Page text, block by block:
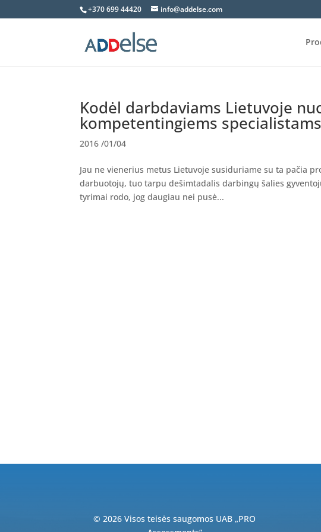
+370 699 44420 info@addelse.com
Kodėl darbdaviams Lietuvoje
kompetentingiems
2016 /01/04
Jau ne vienerius metus Lietuvoje susiduriame su ta pačia
darbuotojų, tuo tarpu dešimtadalis darbingų šalies
tyrimai rodo, jog daugiau nei pusė...
© 2026 Visos teisės saugomos UAB „PRO